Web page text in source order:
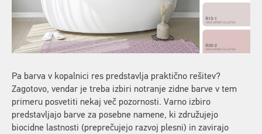
Pa barva v kopalnici res predstavlja praktično rešitev?
Zagotovo, vendar je treba izbiri notranje zidne barve v tem
primeru posvetiti nekaj več pozornosti. Varno izbiro
predstavljajo barve za posebne namene, ki združujejo
biocidne lastnosti (preprečujejo razvoj plesni) in zavirajo